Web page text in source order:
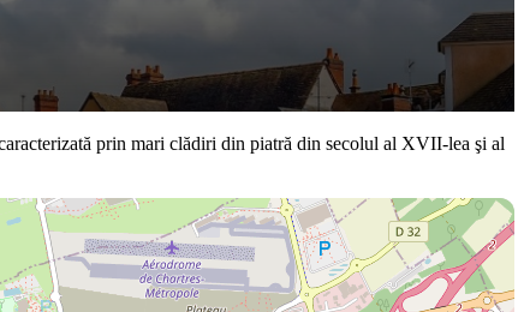
prin mari clădiri din piatră din secolul al XVII-lea şi al